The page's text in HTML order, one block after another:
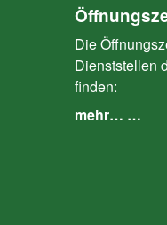
Die
Dienststellen
finden:
mehr… …